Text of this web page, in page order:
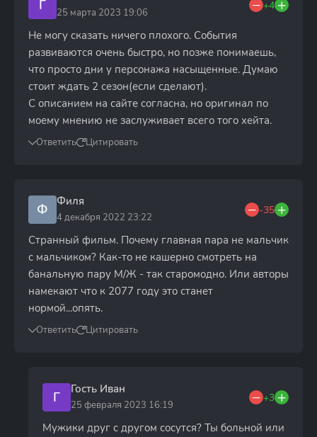
Г 25 марта 2023 19:06
+4
Не могу сказать ничего плохого. События
развиваются очень быстро, но позже понимаешь,
что просто дни у персонажа насыщенные. Думаю
стоит ждать 2 сезон(если сделают).
С описанием на сайте согласна, но оригинал по
моему мнению не заслуживает всего того хейта.
Ответить Цитировать
Ф Филя
4 декабря 2022 23:22
-35
Странный фильм. Почему главная пара не мальчик
с мальчиком? Как-то не кашерно смотреть на
банальную пару М/Ж - так старомодно. Или авторы
намекают что к 2077 году это станет
нормой...опять.
Ответить Цитировать
Г Гость Иван
25 февраля 2023 16:19
+3
Мужики друг с другом сосутся? Ты больной или